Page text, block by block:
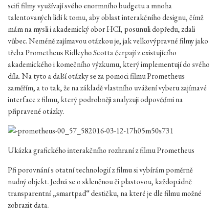
scifi filmy využívají svého enormního budgetu a mnoha
talentovaných lidí k tomu, aby oblast interakčního designu, čímž
mám na mysli i akademický obor HCI, posunuli dopředu, zdali
vůbec. Neméně zajímavou otázkou je, jak velkovýpravné filmy jako
třeba Prometheus Ridleyho Scotta čerpají z existujícího
akademického i komečního výzkumu, který implementují do svého
díla. Na tyto a další otázky se za pomoci filmu Prometheus
zaměřím, a to tak, že na základě vlastního uvážení vyberu zajímavé
interface z filmu, který podrobněji analyzuji odpověďmi na
připravené otázky.
Ukázka grafického interakčního rozhraní z filmu Prometheus
Při porovnání s otatní technologií z filmu si vybírám poměrně
nudný objekt. Jedná se o skleněnou či plastovou, každopádně
transparentní „smartpad“ destičku, na které je dle filmu možné
zobrazit data.